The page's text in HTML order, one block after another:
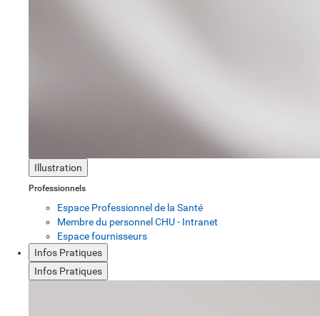
Illustration
Professionnels
Espace Professionnel de la Santé
Membre du personnel CHU - Intranet
Espace fournisseurs
Infos Pratiques
Infos Pratiques